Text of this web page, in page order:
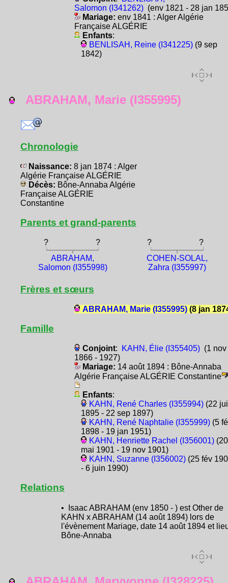
Salomon (I341262)(env 1821 - 28 jan
Mariage: env 1841 : Alger Algérie
Française ALGÉRIE
Enfants:
BENLISAH, Reine (I341225)(9 sep
1842)
ABRAHAM, Marie (I355995)
Chronologie
Naissance: 8 jan 1874 : Alger
Algérie Française ALGÉRIE
Décès: Bône-Annaba Algérie
Française ALGÉRIE
Constantine
Parents et grand-parents
? ? ?
?
ABRAHAM,
Salomon (I355998)
COHEN-SOLAL,
Zahra (I355997)
Frères et sœurs
ABRAHAM, Marie (I355995)(8 jan
Famille
Conjoint: KAHN, Élie (I355405)(1 nov
1866 - 1927)
Mariage: 14 août 1894 : Bône-Annaba
Algérie Française ALGÉRIE Constantine
Enfants:
KAHN, René Charles (I355994)(22
1895 - 22 sep 1897)
KAHN, René Naphtalie (I355999)(5
1898 - 19 jan 1951)
KAHN, Henriette Rachel (I356001)(20
mai 1901 - 19 nov 1901)
KAHN, Suzanne (I356002)(25 fév
- 6 juin 1990)
Relations
• Isaac ABRAHAM (env 1850 - ) est Other de
KAHN x ABRAHAM (14 août 1894) lors de
l'évènement Mariage, date 14 août 1894 et
Bône-Annaba